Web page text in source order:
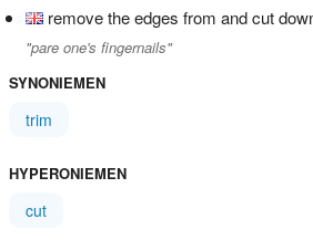
remove the edges from and cut
"pare one's fingernails"
SYNONIEMEN
trim
HYPERONIEMEN
cut